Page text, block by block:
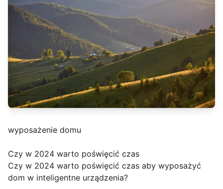
wyposażenie domu
Czy w 2024 warto poświęcić czas
Czy w 2024 warto poświęcić czas aby wyposażyć
dom w inteligentne urządzenia?